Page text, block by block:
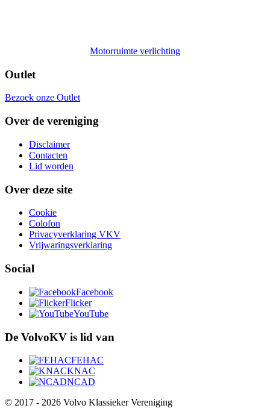
Motorruimte verlichting
Outlet
Bezoek onze Outlet
Over de vereniging
Disclaimer
Contacten
Lid worden
Over deze site
Cookie
Colofon
Privacyverklaring VKV
Vrijwaringsverklaring
Social
Facebook
Flicker
YouTube
De VolvoKV is lid van
FEHAC
KNAC
NCAD
© 2017 - 2026 Volvo Klassieker Vereniging